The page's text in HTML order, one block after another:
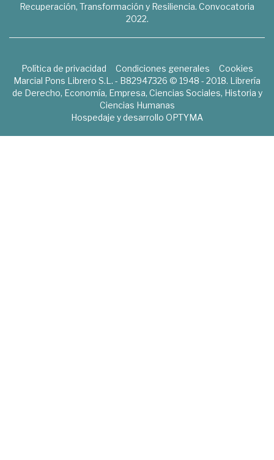
Recuperación, Transformación y Resiliencia. Convocatoria
2022.
Política de privacidad Condiciones generales
Cookies
Marcial Pons Librero S.L. - B82947326 © 1948 - 2018. Librería
de Derecho, Economía, Empresa, Ciencias Sociales, Historia y
Ciencias Humanas
Hospedaje y desarrollo OPTYMA